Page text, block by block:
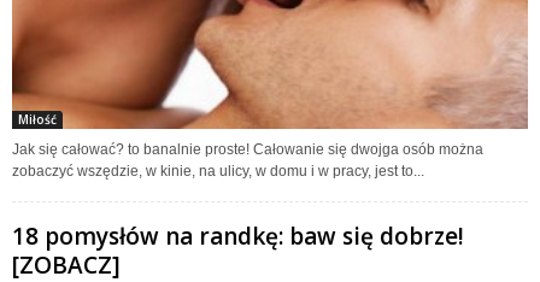
Miłość
Jak się całować? to banalnie proste! Całowanie się dwojga osób można
zobaczyć wszędzie, w kinie, na ulicy, w domu i w pracy, jest to...
18 pomysłów na randkę: baw się dobrze!
[ZOBACZ]